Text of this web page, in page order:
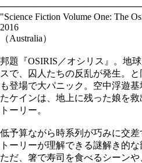
"Science Fiction Volume One: The
2016
（Australia）
邦題『OSIRIS／オシリス』。地
スで、囚人たちの反乱が発生。
も登場で大パニック。空中浮遊
たケインは、地上に残った娘を
トーリー。
低予算ながら時系列が巧みに交
トーリーが理解できる謎解き的
ただ、箸で寿司を食べるシーン